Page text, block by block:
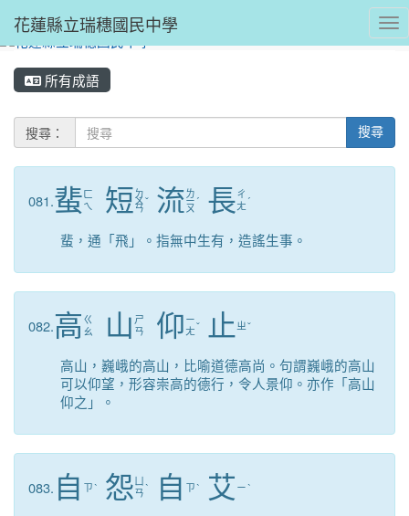
花蓮縣立瑞穗國民中學
所有成語
搜尋： 搜尋
081.蜚 ㄈ
ㄟ
短 ㄉ
ㄨ
ㄢ
ˇ 流ㄌ
ㄧ
ㄡ
ˊ 長ㄔ
ㄤ ˊ
蜚，通「飛」。指無中生有，造謠生事。
082.高 ㄍ
ㄠ
山 ㄕ
ㄢ
仰 ㄧ
ㄤˇ 止 ㄓˇ
高山，巍峨的高山，比喻道德高尚。句謂巍峨的高山
可以仰望，形容崇高的德行，令人景仰。亦作「高山
仰之」。
083. 自 ㄗˋ 怨ㄢˋ 自 ㄗˋ 艾 ㄧˋ